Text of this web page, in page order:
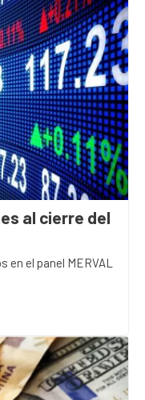
al cierre del
el panel MERVAL